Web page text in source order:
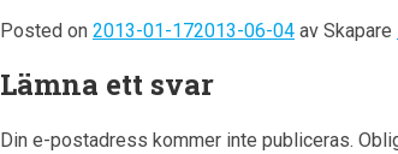
Posted on 2013-01-172013-06-04 av Skapare
Lämna ett svar
Din e-postadress kommer inte publiceras.